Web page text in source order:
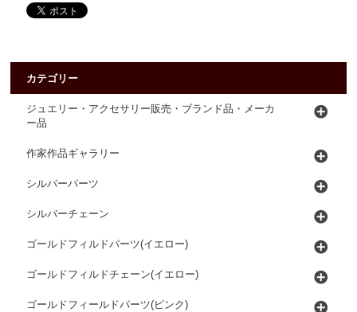
カテゴリー
ジュエリー・アクセサリー販売・ブランド品・メーカ
ー品
作家作品ギャラリー
シルバーパーツ
シルバーチェーン
ゴールドフィルドパーツ(イエロー)
ゴールドフィルドチェーン(イエロー)
ゴールドフィールドパーツ(ピンク)